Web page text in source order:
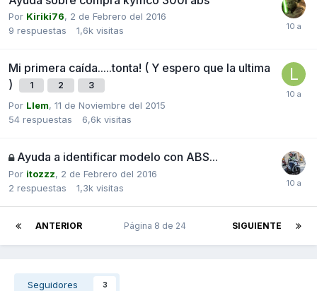
Por Kiriki76, 2 de Febrero del 2016
9 respuestas 1,6k visitas
Mi primera caída.....tonta! ( Y espero que la ultima
)
1 2 3
Por Llem, 11 de Noviembre del 2015
54 respuestas 6,6k visitas
Ayuda a identificar modelo con ABS...
Por itozzz, 2 de Febrero del 2016
2 respuestas 1,3k visitas
ANTERIOR SIGUIENTE
Página 8 de 24
Seguidores 3